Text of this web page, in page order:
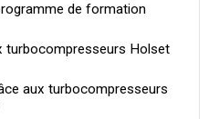
de formation
turbocompresseurs Holset
aux turbocompresseurs